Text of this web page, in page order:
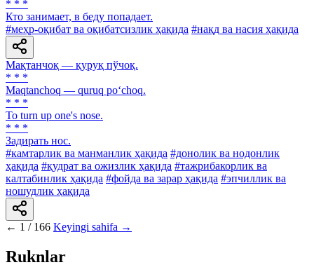
* * *
Кто занимает, в беду попадает.
#меҳр-оқибат ва оқибатсизлик ҳақида #нақд ва насия ҳақида
Мақтанчоқ — қуруқ пўчоқ.
* * *
Maqtanchoq — quruq po‘choq.
* * *
To turn up one's nose.
* * *
Задирать нос.
#камтарлик ва манманлик ҳақида #донолик ва нодонлик
ҳақида #қудрат ва ожизлик ҳақида #тажрибакорлик ва
калтабинлик ҳақида #фойда ва зарар ҳақида #эпчиллик ва
ношудлик ҳақида
← 1 / 166 Keyingi sahifa →
Ruknlar